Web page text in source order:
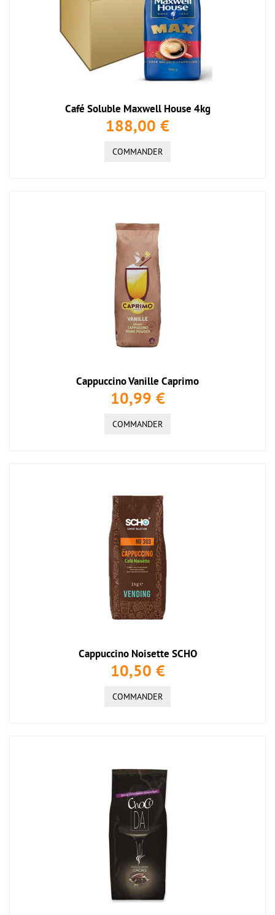
Café Soluble Maxwell House 4kg
188,00 €
COMMANDER
Cappuccino Vanille Caprimo
10,99 €
COMMANDER
Cappuccino Noisette SCHO
10,50 €
COMMANDER